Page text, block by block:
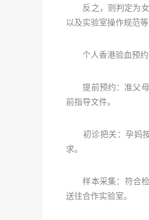
反之，则判定为女
以及实验室操作规范
个人香港验血预约
提前预约：准父母
前指导文件。
初诊把关：孕妈按
求。
样本采集：符合检
送往合作实验室。